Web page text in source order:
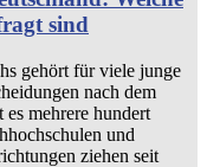
sind
gehört für viele junge
nach dem
mehrere hundert
und
ziehen seit